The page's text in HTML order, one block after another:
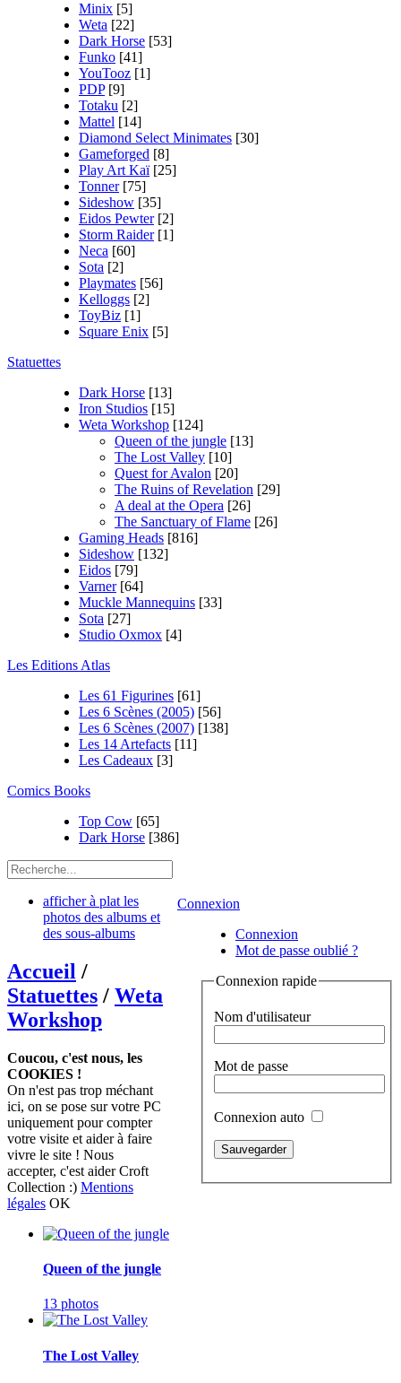
Minix [5]
Weta [22]
Dark Horse [53]
Funko [41]
YouTooz [1]
PDP [9]
Totaku [2]
Mattel [14]
Diamond Select Minimates [30]
Gameforged [8]
Play Art Kaï [25]
Tonner [75]
Sideshow [35]
Eidos Pewter [2]
Storm Raider [1]
Neca [60]
Sota [2]
Playmates [56]
Kelloggs [2]
ToyBiz [1]
Square Enix [5]
Statuettes
Dark Horse [13]
Iron Studios [15]
Weta Workshop [124]
Queen of the jungle [13]
The Lost Valley [10]
Quest for Avalon [20]
The Ruins of Revelation [29]
A deal at the Opera [26]
The Sanctuary of Flame [26]
Gaming Heads [816]
Sideshow [132]
Eidos [79]
Varner [64]
Muckle Mannequins [33]
Sota [27]
Studio Oxmox [4]
Les Editions Atlas
Les 61 Figurines [61]
Les 6 Scènes (2005) [56]
Les 6 Scènes (2007) [138]
Les 14 Artefacts [11]
Les Cadeaux [3]
Comics Books
Top Cow [65]
Dark Horse [386]
Connexion
Connexion
Mot de passe oublié ?
Connexion rapide
Nom d'utilisateur
Mot de passe
Connexion auto
afficher à plat les
photos des albums et
des sous-albums
Accueil /
Statuettes / Weta
Workshop
Coucou, c'est nous, les
COOKIES !
On n'est pas trop méchant
ici, on se pose sur votre PC
uniquement pour compter
votre visite et aider à faire
vivre le site ! Nous
accepter, c'est aider Croft
Collection :) Mentions
légales OK
Queen of the jungle
13 photos
The Lost Valley